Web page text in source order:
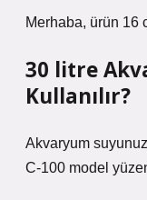
Merhaba, ürün 16
30 litre
Kullanılır?
Akvaryum
C-100 model